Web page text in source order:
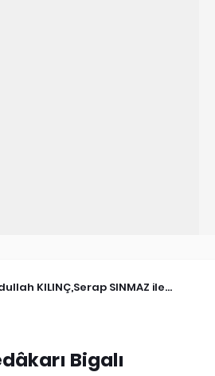
KILINÇ,Serap SINMAZ ile
Bigalı